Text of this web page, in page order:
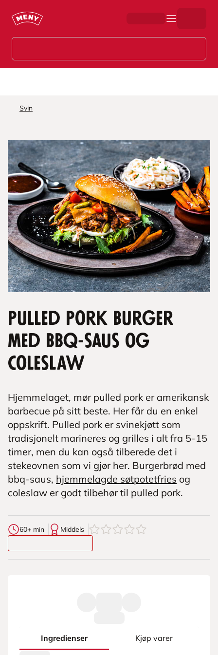
Svin
Pulled Pork Burger
med BBQ-saus og
coleslaw
Hjemmelaget, mør pulled pork er amerikansk
barbecue på sitt beste. Her får du en enkel
oppskrift. Pulled pork er svinekjøtt som
tradisjonelt marineres og grilles i alt fra 5-15
timer, men du kan også tilberede det i
stekeovnen som vi gjør her. Burgerbrød med
bbq-saus, hjemmelagde søtpotetfries og
coleslaw er godt tilbehør til pulled pork.
60+ min Middels 0av5stjerner
Ingredienser Kjøp varer